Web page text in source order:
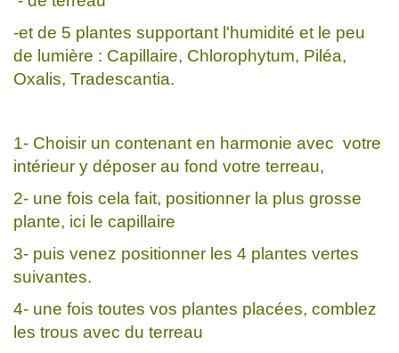
-et de 5 plantes supportant l'humidité et le peu
de lumière : Capillaire, Chlorophytum, Piléa,
Oxalis, Tradescantia.
1- Choisir un contenant en harmonie avec votre
intérieur y déposer au fond votre terreau,
2- une fois cela fait, positionner la plus grosse
plante, ici le capillaire
3- puis venez positionner les 4 plantes vertes
suivantes.
4- une fois toutes vos plantes placées, comblez
les trous avec du terreau